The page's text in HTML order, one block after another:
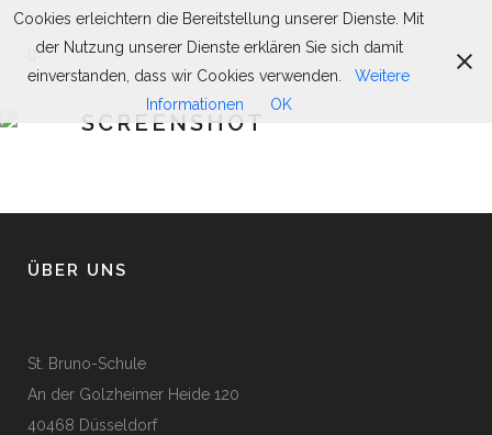
SCREENSHOT
ÜBER UNS
St. Bruno-Schule
An der Golzheimer Heide 120
40468 Düsseldorf
Cookies erleichtern die Bereitstellung unserer Dienste. Mit
der Nutzung unserer Dienste erklären Sie sich damit
einverstanden, dass wir Cookies verwenden.
Weitere
Informationen
OK